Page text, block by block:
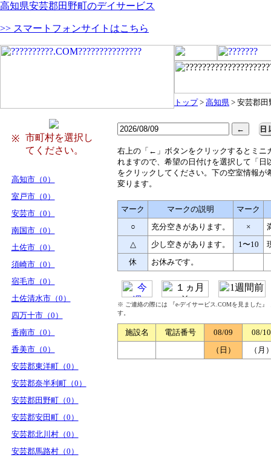
高知県安芸郡田野町のデイサービス
>> スマートフォンサイトはこちら
トップ> 高知県 > 安芸郡田
※
市町村を選択し
てください。
高知市（0）
室戸市（0）
安芸市（0）
南国市（0）
土佐市（0）
須崎市（0）
宿毛市（0）
土佐清水市（0）
四万十市（0）
香南市（0）
香美市（0）
安芸郡東洋町（0）
安芸郡奈半利町（0）
安芸郡田野町（0）
安芸郡安田町（0）
安芸郡北川村（0）
安芸郡馬路村（0）
右上の「←」ボタンをクリックするとミニ
れますので、希望の日付けを選択して「日
をクリックしてください。下の空室情報が
変ります。
マーク マークの説明
マーク
○
充分空きがあります。 ×
△
少し空きがあります。 1〜10
休
お休みです。
※ ご連絡の際には 『e-デイサービス.COMを見ました
す。
施設名 電話番号 08/09
08/10
（日）
（月